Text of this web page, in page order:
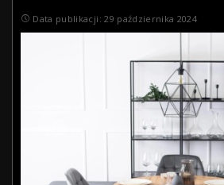
Data publikacji: 29 października 2024